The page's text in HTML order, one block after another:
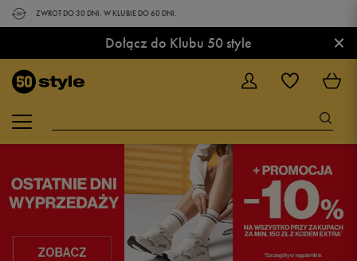
ZWROT DO 30 DNI. W KLUBIE DO 60 DNI.
Dołącz do Klubu 50 style ×